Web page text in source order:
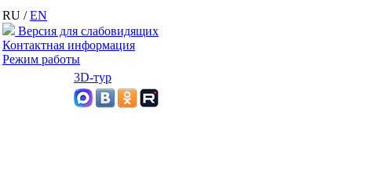
RU /EN
Версия для слабовидящих
Контактная информация
Режим работы
3D-тур